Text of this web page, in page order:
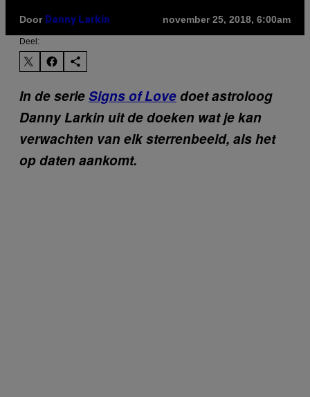
Door Danny Larkin november 25, 2018, 6:00am
Deel:
In de serieSigns of Lovedoet astroloog
Danny Larkin uit de doeken wat je kan
verwachten van elk sterrenbeeld, als het
op daten aankomt.